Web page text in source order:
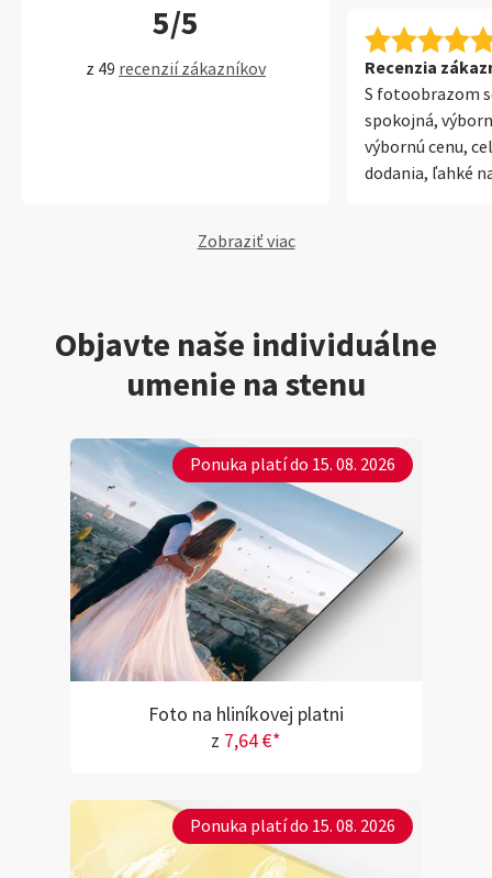
5/5
z 49 recenzií zákazníkov Recenzia
S fotoobrazom
spokojná,
výbornú cenu,
dodania, ľahké
Zobraziť viac
Objavte naše individuálne
umenie na stenu
Ponuka platí do 15. 08. 2026
Foto na hliníkovej platni
z 7,64 €*
Ponuka platí do 15. 08. 2026